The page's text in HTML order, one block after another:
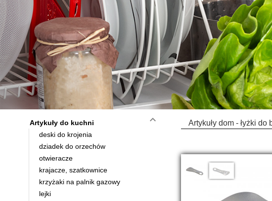
Artykuły do kuchni keyboard_arrow_down
deski do krojenia
dziadek do orzechów
otwieracze
krajacze, szatkownice
krzyżaki na palnik gazowy
lejki
Artykuły dom - łyżki do